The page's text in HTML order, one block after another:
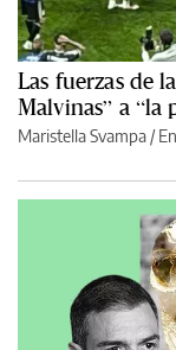
Las fuerzas de
Malvinas” a “la
Maristella Svampa /